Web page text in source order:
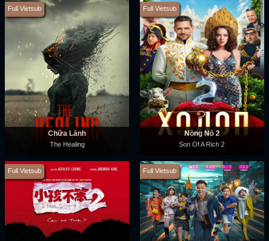
Full Vietsub
Chữa Lành
The Healing
Full Vietsub
Nông Nô 2
Son Of A Rich 2
Full Vietsub Full Vietsub